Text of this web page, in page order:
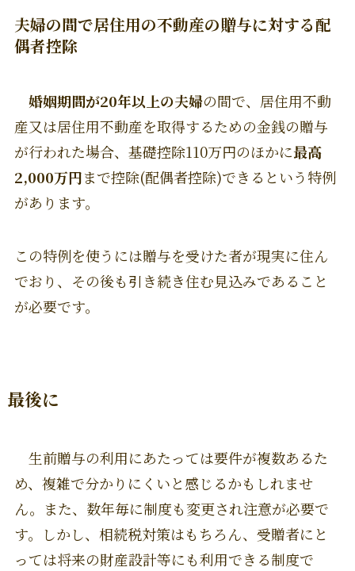
夫婦の間で居住用の不動産の贈与に対する配
偶者控除
婚姻期間が20年以上の夫婦の間で、居住用不動
産又は居住用不動産を取得するための金銭の贈与
が行われた場合、基礎控除110万円のほかに最高
2,000万円まで控除(配偶者控除)できるという特例
があります。
この特例を使うには贈与を受けた者が現実に住ん
でおり、その後も引き続き住む見込みであること
が必要です。
最後に
生前贈与の利用にあたっては要件が複数あるた
め、複雑で分かりにくいと感じるかもしれませ
ん。また、数年毎に制度も変更され注意が必要で
す。しかし、相続税対策はもちろん、受贈者にと
っては将来の財産設計等にも利用できる制度で